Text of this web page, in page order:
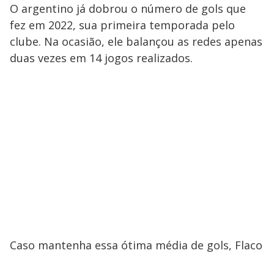
O argentino já dobrou o número de gols que
fez em 2022, sua primeira temporada pelo
clube. Na ocasião, ele balançou as redes apenas
duas vezes em 14 jogos realizados.
Caso mantenha essa ótima média de gols, Flaco